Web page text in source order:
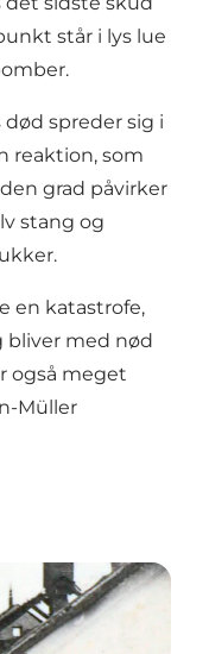
står i lys lue
spreder sig i
reaktion, som
grad påvirker
stang og
en katastrofe,
bliver med nød
også meget
Müller